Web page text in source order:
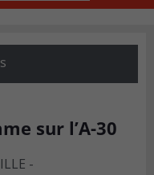
sur l’A-30
-